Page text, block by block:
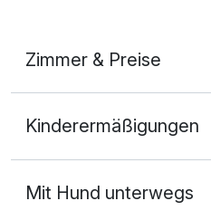
Zimmer & Preise
2 Erwachsene
Kinderermäßigungen
Mit Hund unterwegs